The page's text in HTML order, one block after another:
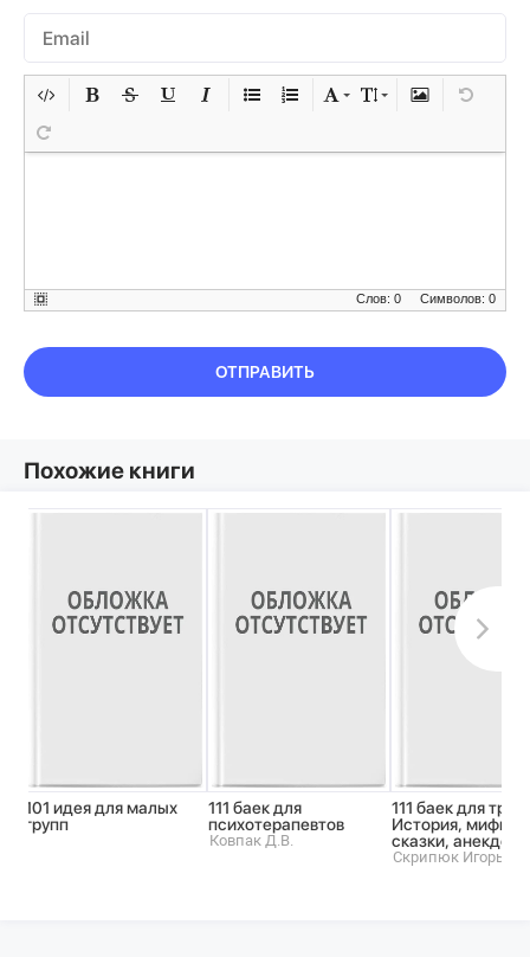
Символов: 0
Слов: 0
ОТПРАВИТЬ
Похожие книги
101 идея для малых
групп
111 баек для
психотерапевтов
Ковпак Д.В.
111 баек для
История, мифы,
сказки, анекдоты
Скрипюк Игорь